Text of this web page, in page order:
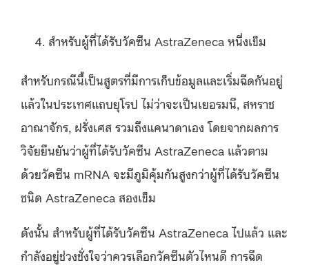
สำหรับผู้ที่ได้รับวัคซีน AstraZeneca หนึ่งเข็ม
สำหรับกรณีนี้เป็นสูตรที่มีการเก็บข้อมูลและเริ่มฉีดกันอยู่
แล้วในประเทศแถบยุโรป ไม่ว่าจะเป็นเยอรมนี, สหราช
อาณาจักร, ฝรั่งเศส รวมถึงแคนาดาเอง โดยจากผลการ
วิจัยยืนยันว่าผู้ที่ได้รับวัคซีน AstraZeneca แล้วตาม
ด้วยวัคซีน mRNA จะมีภูมิคุ้มกันสูงกว่าผู้ที่ได้รับวัคซีน
ชนิด AstraZeneca สองเข็ม
ดังนั้น สำหรับผู้ที่ได้รับวัคซีน AstraZeneca ไปแล้ว และ
กำลังอยู่ช่วงชั่งใจว่าควรเลือกวัคซีนตัวไหนดี การฉีด